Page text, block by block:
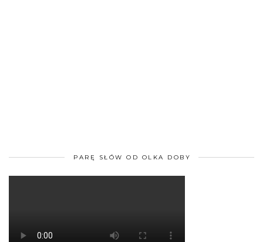
PARĘ SŁÓW OD OLKA DOBY